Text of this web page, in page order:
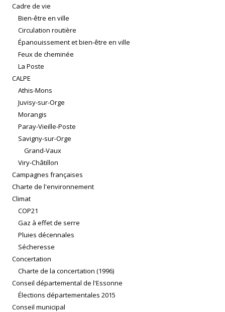
Cadre de vie
Bien-être en ville
Circulation routière
Épanouissement et bien-être en ville
Feux de cheminée
La Poste
CALPE
Athis-Mons
Juvisy-sur-Orge
Morangis
Paray-Vieille-Poste
Savigny-sur-Orge
Grand-Vaux
Viry-Châtillon
Campagnes françaises
Charte de l'environnement
Climat
COP21
Gaz à effet de serre
Pluies décennales
Sécheresse
Concertation
Charte de la concertation (1996)
Conseil départemental de l'Essonne
Élections départementales 2015
Conseil municipal